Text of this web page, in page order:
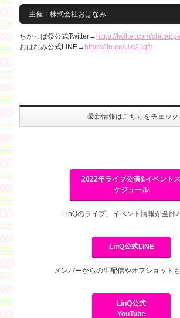
主催：株式会社おはなみ
ちかっぱ祭公式Twitter→ https://twitter.com/
おはなみ公式LINE→ https://lin.ee/Uw21qfh
最新情報はこちらをチェッ
2022年ライブ公演&イベントス
ケジュール
LinQのライブ、イベント情報が全部
LinQ公式LINE
メンバーからの生配信やオフショット
LinQ公式
YouTube